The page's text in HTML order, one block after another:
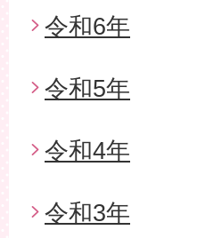
令和6年
令和5年
令和4年
令和3年